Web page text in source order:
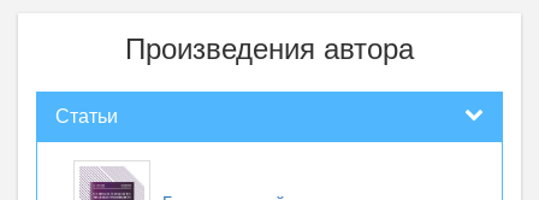
Произведения автора
Статьи